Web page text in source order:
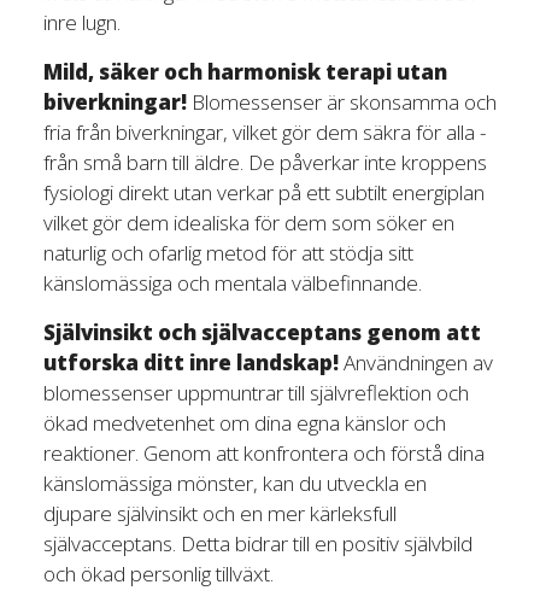
inre lugn.
Mild, säker och harmonisk terapi utan
biverkningar! Blomessenser är skonsamma och
fria från biverkningar, vilket gör dem säkra för alla -
från små barn till äldre. De påverkar inte kroppens
fysiologi direkt utan verkar på ett subtilt energiplan
vilket gör dem idealiska för dem som söker en
naturlig och ofarlig metod för att stödja sitt
känslomässiga och mentala välbefinnande.
Självinsikt och självacceptans genom att
utforska ditt inre landskap!Användningen av
blomessenser uppmuntrar till självreflektion och
ökad medvetenhet om dina egna känslor och
reaktioner. Genom att konfrontera och förstå dina
känslomässiga mönster, kan du utveckla en
djupare självinsikt och en mer kärleksfull
självacceptans. Detta bidrar till en positiv självbild
och ökad personlig tillväxt.